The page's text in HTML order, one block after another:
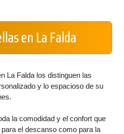
en La Falda
La Falda los distinguen las
y lo espacioso de su
la comodidad y el confort que
el descanso como para la